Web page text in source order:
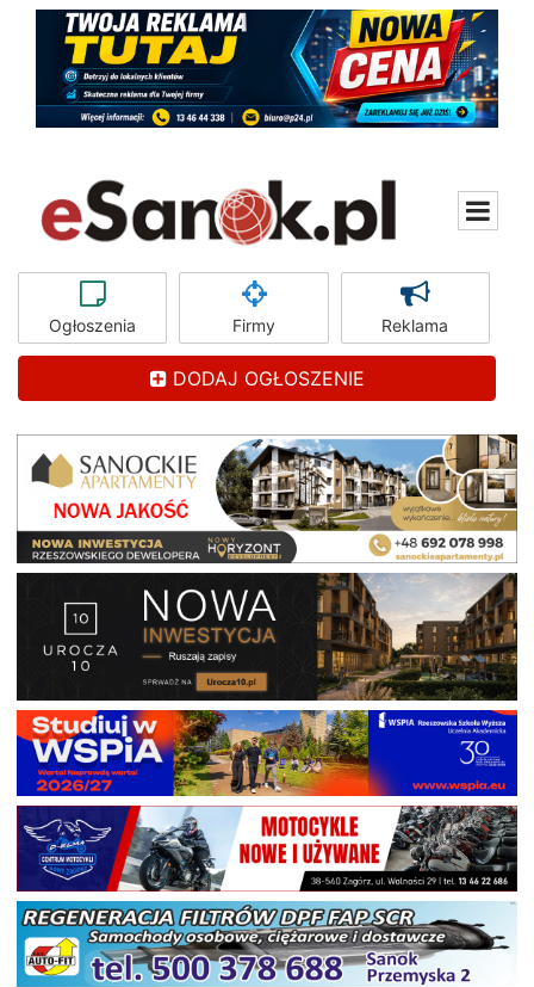
Ogłoszenia Firmy Reklama
DODAJ OGŁOSZENIE